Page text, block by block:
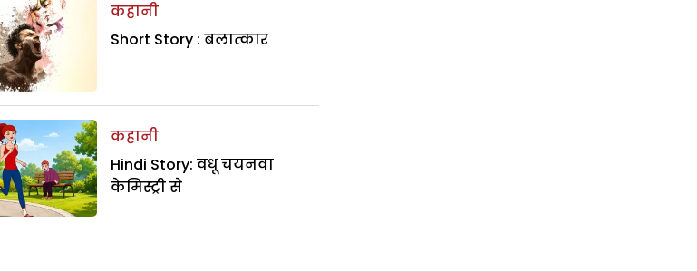
कहानी
Short Story : बलात्कार
कहानी
Hindi Story: वधू चयनवा
केमिस्ट्री से